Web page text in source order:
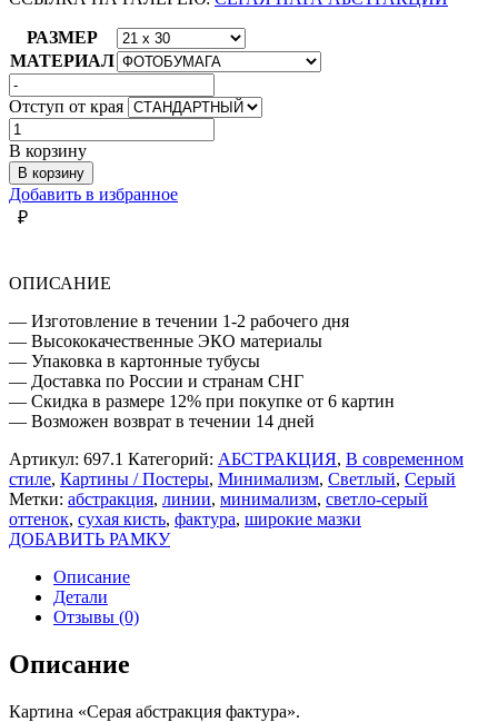
РАЗМЕР
МАТЕРИАЛ
Отступ от края
Количество
товара
СЕРАЯ
АБСТРАКЦИЯ
ФАКТУРА
В корзину
В корзину
Добавить в избранное
₽
ОПИСАНИЕ
— Изготовление в течении 1-2 рабочего дня
— Высококачественные ЭКО материалы
— Упаковка в картонные тубусы
— Доставка по России и странам СНГ
— Скидка в размере 12% при покупке от 6 картин
— Возможен возврат в течении 14 дней
Артикул: 697.1 Категорий: АБСТРАКЦИЯ, В современном
стиле, Картины / Постеры, Минимализм, Светлый, Серый
Метки: абстракция, линии, минимализм, светло-серый
оттенок, сухая кисть, фактура, широкие мазки
ДОБАВИТЬ РАМКУ
Описание
Детали
Отзывы (0)
Описание
Картина «Серая абстракция фактура».